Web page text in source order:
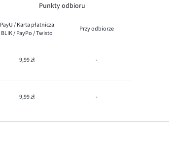
Punkty odbioru
PayU / Karta płatnicza
BLIK / PayPo / Twisto
Przy odbiorze
9,99 zł -
9,99 zł -